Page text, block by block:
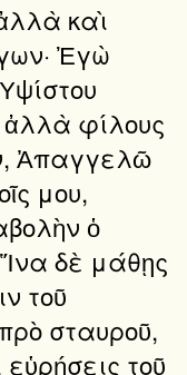
καὶ
Ἐγὼ
ἀλλὰ φίλους
Ἀπαγγελῶ
μου,
ὁ
δὲ μάθῃς
τοῦ
σταυροῦ,
τοῦ